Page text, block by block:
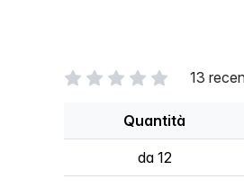
13
Quantità
da 12